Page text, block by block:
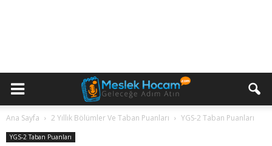
Ana Sayfa 2 Yıllık Bölümler Ve Taban Puanları YGS-2 Taban Puanları
YGS-2 Taban Puanları